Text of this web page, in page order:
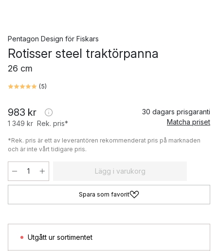
Pentagon Design för Fiskars
Rotisser steel traktörpanna
26 cm
(5)
983 kr
1 349 kr Rek. pris*
30 dagars prisgaranti
Matcha priset
*Rek. pris är ett av leverantören rekommenderat pris på marknaden
och är inte vårt tidigare pris.
Lägg i varukorg
Spara som favorit
Utgått ur sortimentet